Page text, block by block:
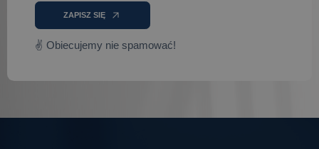
ZAPISZ SIĘ
✌ Obiecujemy nie spamować!